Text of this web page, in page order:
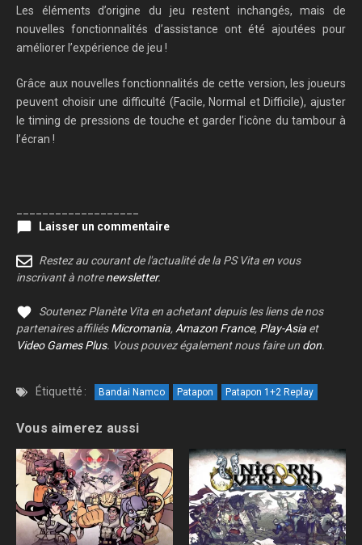
Les éléments d’origine du jeu restent inchangés, mais de
nouvelles fonctionnalités d’assistance ont été ajoutées pour
améliorer l’expérience de jeu !
Grâce aux nouvelles fonctionnalités de cette version, les joueurs
peuvent choisir une difficulté (Facile, Normal et Difficile), ajuster
le timing de pressions de touche et garder l’icône du tambour à
l’écran !
Laisser un commentaire
Restez au courant de l'actualité de la PS Vita en vous
inscrivant à notrenewsletter.
Soutenez Planète Vita en achetant depuis les liens de nos
partenaires affiliésMicromania,Amazon France, Play-Asia et
Video Games Plus. Vous pouvez également nous faire un don.
Étiquetté : Bandai Namco Patapon Patapon 1+2 Replay
Vous aimerez aussi